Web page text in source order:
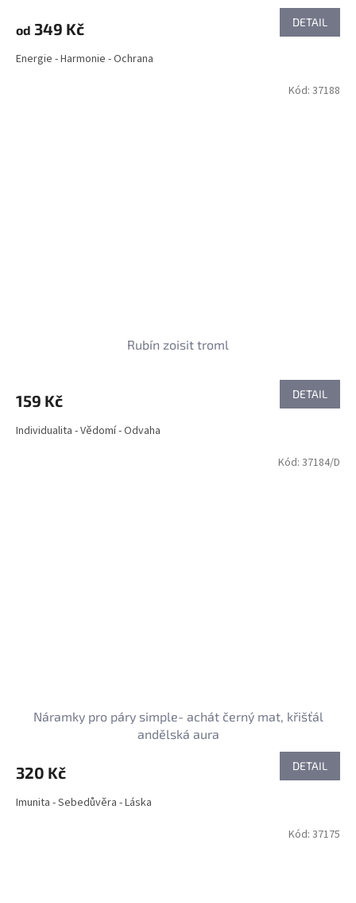
od 349 Kč DETAIL
Energie - Harmonie - Ochrana
Rubín zoisit troml
159 Kč DETAIL
Individualita - Vědomí - Odvaha
Kód: 37188
Náramky pro páry simple- achát černý mat, křišťál
andělská aura
320 Kč DETAIL
Imunita - Sebedůvěra - Láska
Kód: 37184/D
Kód: 37175